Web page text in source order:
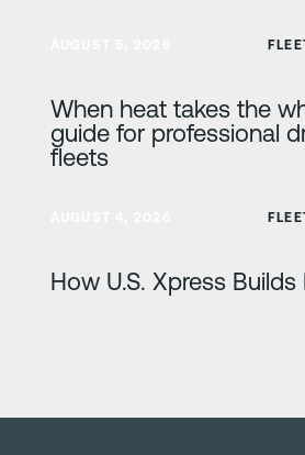
When heat takes the
guide for professional
fleets
How U.S. Xpress Builds